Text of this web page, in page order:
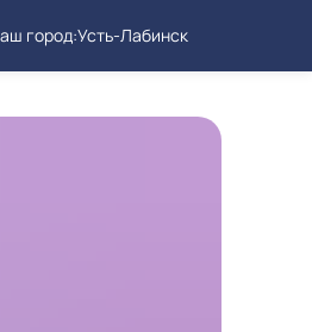
город:Усть-Лабинск